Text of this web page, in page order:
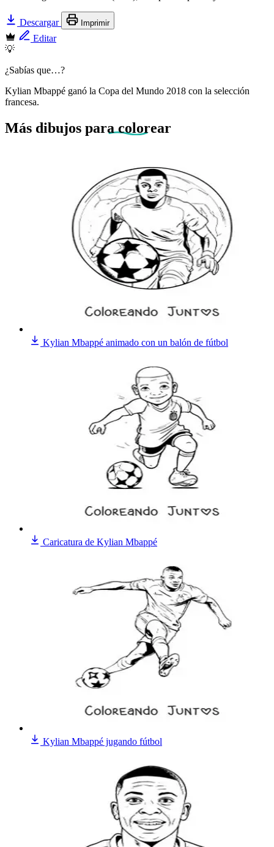
Descargar Imprimir
Editar
💡
¿Sabías que…?
Kylian Mbappé ganó la Copa del Mundo 2018 con la selección
francesa.
Más dibujos para colorear
Kylian Mbappé animado con un balón de fútbol
Caricatura de Kylian Mbappé
Kylian Mbappé jugando fútbol